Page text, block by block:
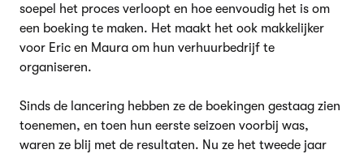
soepel het proces verloopt en hoe eenvoudig het is om
een boeking te maken. Het maakt het ook makkelijker
voor Eric en Maura om hun verhuurbedrijf te
organiseren.
Sinds de lancering hebben ze de boekingen gestaag zien
toenemen, en toen hun eerste seizoen voorbij was,
waren ze blij met de resultaten. Nu ze het tweede jaar